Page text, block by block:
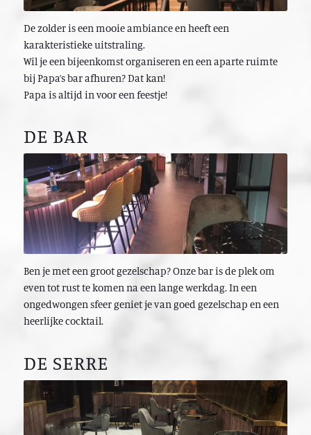
De zolder is een mooie ambiance en heeft een
karakteristieke uitstraling.
Wil je een bijeenkomst organiseren en een aparte ruimte
bij Papa’s bar afhuren? Dat kan!
Papa is altijd in voor een feestje!
DE BAR
Ben je met een groot gezelschap? Onze bar is de plek om
even tot rust te komen na een lange werkdag. In een
ongedwongen sfeer geniet je van goed gezelschap en een
heerlijke cocktail.
DE SERRE